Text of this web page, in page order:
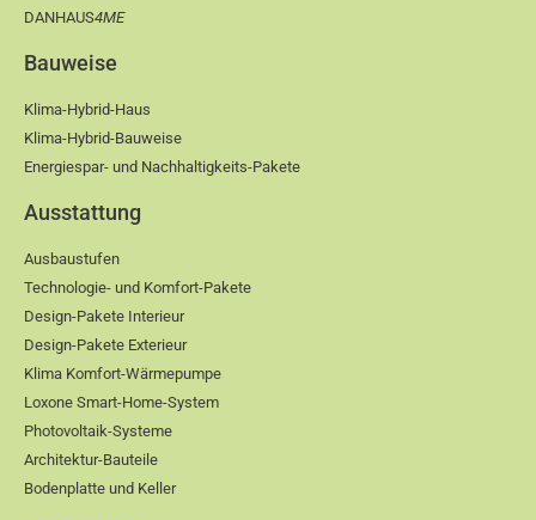
DANHAUS4ME
Bauweise
Klima-Hybrid-Haus
Klima-Hybrid-Bauweise
Energiespar- und Nachhaltigkeits-Pakete
Ausstattung
Ausbaustufen
Technologie- und Komfort-Pakete
Design-Pakete Interieur
Design-Pakete Exterieur
Klima Komfort-Wärmepumpe
Loxone Smart-Home-System
Photovoltaik-Systeme
Architektur-Bauteile
Bodenplatte und Keller